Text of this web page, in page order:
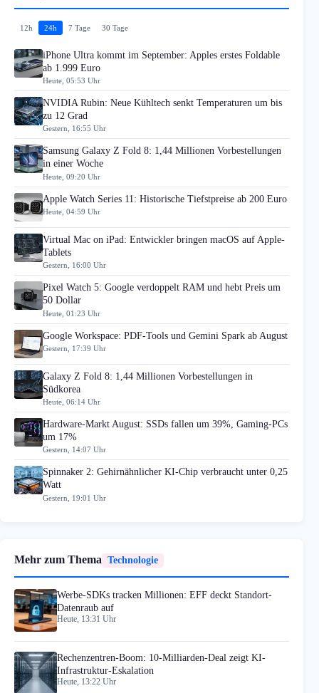
12h 24h 7 Tage 30 Tage
iPhone Ultra kommt im September: Apples erstes Foldable
ab 1.999 Euro
Heute, 05:53 Uhr
NVIDIA Rubin: Neue Kühltech senkt Temperaturen um bis
zu 12 Grad
Gestern, 16:55 Uhr
Samsung Galaxy Z Fold 8: 1,44 Millionen Vorbestellungen
in einer Woche
Heute, 09:20 Uhr
Apple Watch Series 11: Historische Tiefstpreise ab 200 Euro
Heute, 04:59 Uhr
Virtual Mac on iPad: Entwickler bringen macOS auf Apple-
Tablets
Gestern, 16:00 Uhr
Pixel Watch 5: Google verdoppelt RAM und hebt Preis um
50 Dollar
Heute, 01:23 Uhr
Google Workspace: PDF-Tools und Gemini Spark ab August
Gestern, 17:39 Uhr
Galaxy Z Fold 8: 1,44 Millionen Vorbestellungen in
Südkorea
Heute, 06:14 Uhr
Hardware-Markt August: SSDs fallen um 39%, Gaming-PCs
um 17%
Gestern, 14:07 Uhr
Spinnaker 2: Gehirnähnlicher KI-Chip verbraucht unter 0,25
Watt
Gestern, 19:01 Uhr
Mehr zum Thema Technologie
Werbe-SDKs tracken Millionen: EFF deckt Standort-
Datenraub auf
Heute, 13:31 Uhr
Rechenzentren-Boom: 10-Milliarden-Deal zeigt KI-
Infrastruktur-Eskalation
Heute, 13:22 Uhr